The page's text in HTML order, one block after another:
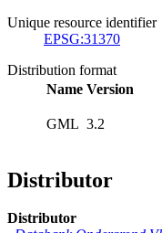
Unique resource identifier
EPSG:31370
Distribution format
Name Version
GML 3.2
Distributor
Distributor